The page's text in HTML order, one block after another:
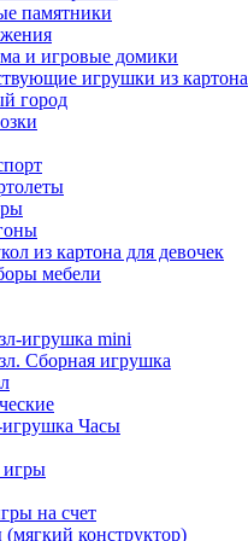
памятники
и игровые домики
игрушки из картона
город
из картона для девочек
мебели
игрушка mini
Сборная игрушка
игрушка Часы
игры
на счет
конструктор)